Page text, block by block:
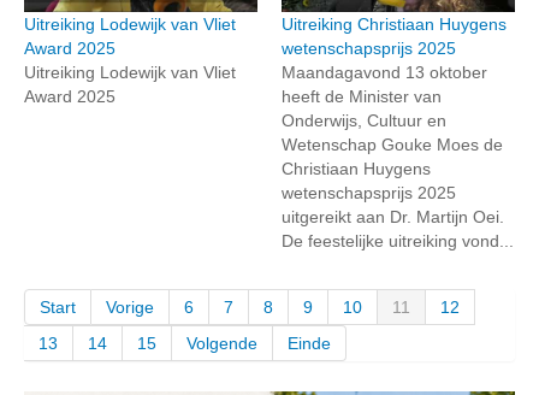
Uitreiking Lodewijk van Vliet
Award 2025
Uitreiking Lodewijk van Vliet
Award 2025
Uitreiking Christiaan Huygens
wetenschapsprijs 2025
Maandagavond 13 oktober
heeft de Minister van
Onderwijs, Cultuur en
Wetenschap Gouke Moes de
Christiaan Huygens
wetenschapsprijs 2025
uitgereikt aan Dr. Martijn Oei.
De feestelijke uitreiking vond...
Start Vorige 6 7 8 9 10 11
12
13
14 15 Volgende Einde